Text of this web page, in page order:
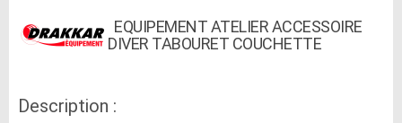
EQUIPEMENT ATELIER ACCESSOIRE
DIVER TABOURET COUCHETTE
Description :